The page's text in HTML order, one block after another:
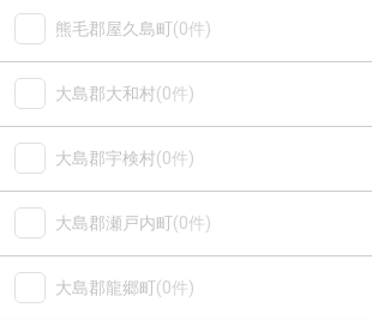
熊毛郡屋久島町(0件)
大島郡大和村(0件)
大島郡宇検村(0件)
大島郡瀬戸内町(0件)
大島郡龍郷町(0件)